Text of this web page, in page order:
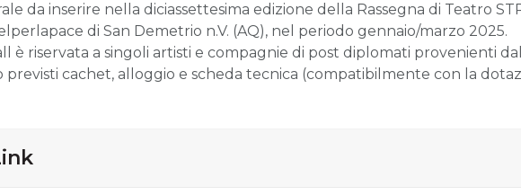
da inserire nella diciassettesima edizione della Rassegna di Teatro
di San Demetrio n.V. (AQ), nel periodo gennaio/marzo 2025.
è riservata a singoli artisti e compagnie di post diplomati provenienti
previsti cachet, alloggio e scheda tecnica (compatibilmente con la